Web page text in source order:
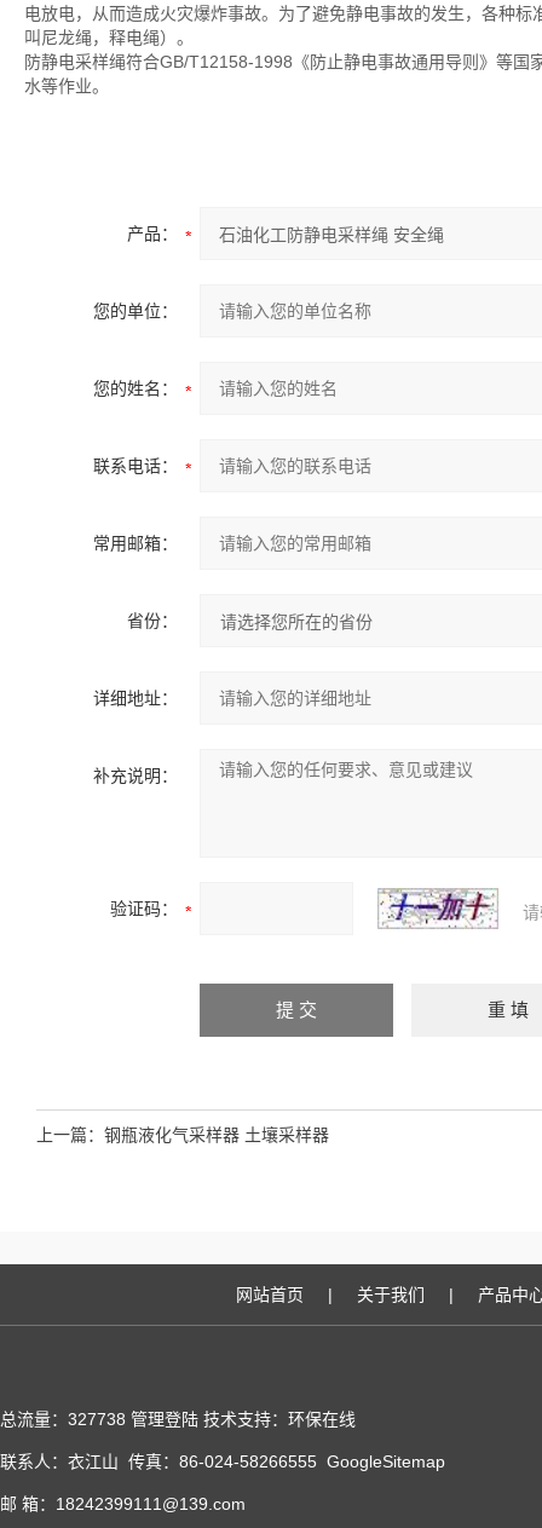
电放电，从而造成火灾爆炸事故。为了避免静电事故的发生，各种
叫尼龙绳，释电绳）。
防静电采样绳符合GB/T12158-1998《防止静电事故通用导则》等
水等作业。
产品：
您的单位：
您的姓名：
联系电话：
常用邮箱：
省份：
详细地址：
补充说明：
验证码：
上一篇： 钢瓶液化气采样器 土壤采样器
网站首页 | 关于我们 | 产品中
总流量：327738 管理登陆 技术支持： 环保在线
联系人：衣江山 传真：86-024-58266555 GoogleSitemap
邮 箱：18242399111@139.com